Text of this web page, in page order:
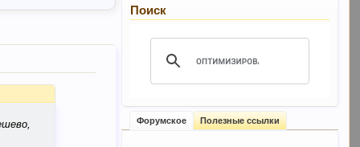
Поиск
Форумское Полезные ссылки